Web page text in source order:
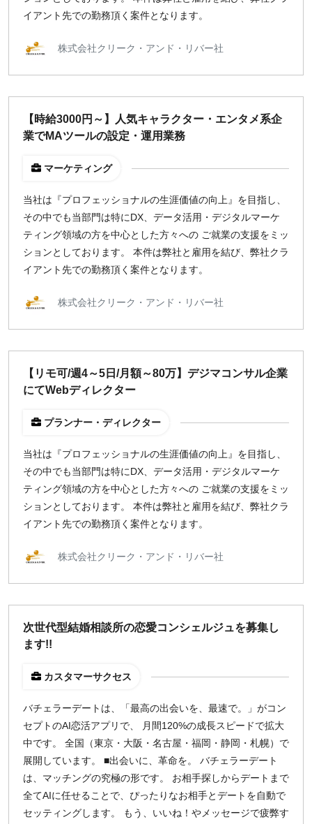
イアント先での勤務頂く案件となります。
株式会社クリーク・アンド・リバー社
【時給3000円～】人気キャラクター・エンタメ系企
業でMAツールの設定・運用業務
マーケティング
当社は『プロフェッショナルの生涯価値の向上』を目指し、
その中でも当部門は特にDX、データ活用・デジタルマーケ
ティング領域の方を中心とした方々への ご就業の支援をミッ
ションとしております。 本件は弊社と雇用を結び、弊社クラ
イアント先での勤務頂く案件となります。
株式会社クリーク・アンド・リバー社
【リモ可/週4～5日/月額～80万】デジマコンサル企業
にてWebディレクター
プランナー・ディレクター
当社は『プロフェッショナルの生涯価値の向上』を目指し、
その中でも当部門は特にDX、データ活用・デジタルマーケ
ティング領域の方を中心とした方々への ご就業の支援をミッ
ションとしております。 本件は弊社と雇用を結び、弊社クラ
イアント先での勤務頂く案件となります。
株式会社クリーク・アンド・リバー社
次世代型結婚相談所の恋愛コンシェルジュを募集し
ます!!
カスタマーサクセス
バチェラーデートは、「最高の出会いを、最速で。」がコン
セプトのAI恋活アプリで、 月間120%の成長スピードで拡大
中です。 全国（東京・大阪・名古屋・福岡・静岡・札幌）で
展開しています。 ■出会いに、革命を。 バチェラーデート
は、マッチングの究極の形です。 お相手探しからデートまで
全てAIに任せることで、ぴったりなお相手とデートを自動で
セッティングします。 もう、いいね！やメッセージで疲弊す